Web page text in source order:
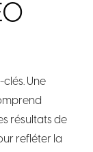
Une
résultats de
refléter la